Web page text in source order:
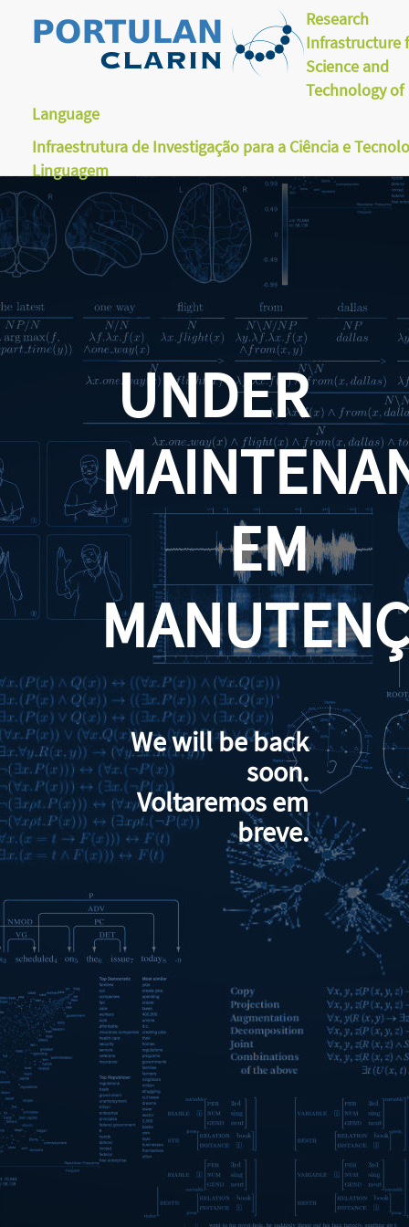
Research
Infrastructure
Science and
Technology of
Language
Infraestrutura de Investigação para a Ciência e
Linguagem
UNDER
EM
We will be back
soon.
Voltaremos em
breve.